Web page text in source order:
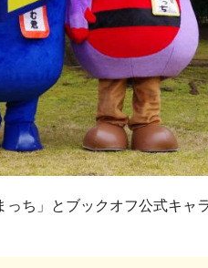
ち」とブックオフ公式キャ